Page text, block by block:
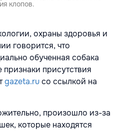
клопов.
охраны здоровья и
говорится, что
обученная собака
присутствия
gazeta.ruсо ссылкой на
произошло из-за
которые находятся